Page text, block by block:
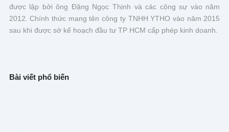
được lập bởi ông Đặng Ngọc Thịnh và các cộng sự vào năm
2012. Chính thức mang tên công ty TNHH YTHO vào năm 2015
sau khi được sở kế hoạch đầu tư TP HCM cấp phép kinh doanh.
Bài viết phổ biến